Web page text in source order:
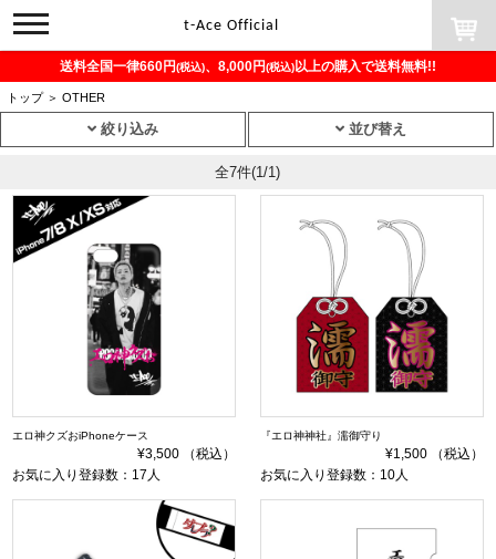
toggle
navigation
t-Ace Official
送料全国一律660円(税込)、8,000円(税込)以上の購入で送料無料!!
トップ ＞ OTHER
絞り込み 並び替え
全7件(1/1)
エロ神クズおiPhoneケース
¥3,500 （税込）
お気に入り登録数：17人
『エロ神神社』濡御守り
¥1,500 （税込）
お気に入り登録数：10人